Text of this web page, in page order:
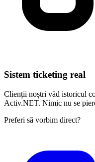
Sistem ticketing real
Clienții noștri văd istoricul
Activ.NET. Nimic nu se
Preferi să vorbim direct?